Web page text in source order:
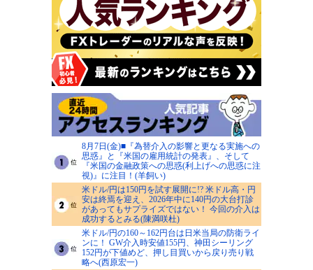
8月7日(金)■『為替介入の影響と更なる実施への
思惑』と『米国の雇用統計の発表』、そして
『米国の金融政策への思惑(利上げへの思惑に注
視)』に注目！(羊飼い)
米ドル/円は150円を試す展開に!? 米ドル高・円
安は終焉を迎え、2026年中に140円の大台打診
があってもサプライズではない！ 今回の介入は
成功するとみる(陳満咲杜)
米ドル/円の160～162円台は日米当局の防衛ライ
ンに！ GW介入時安値155円、神田シーリング
152円が下値めど、押し目買いから戻り売り戦
略へ(西原宏一)